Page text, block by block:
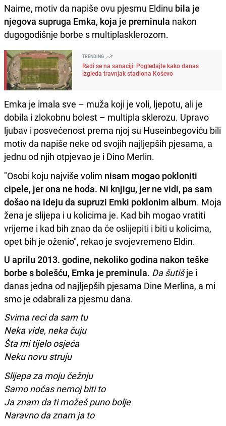
Naime, motiv da napiše ovu pjesmu Eldinu bila je
njegova supruga Emka, koja je preminula nakon
dugogodišnje borbe s multiplasklerozom.
TRENDING
Radi se na sanaciji: Pogledajte kako danas
izgleda travnjak stadiona Koševo
Emka je imala sve – muža koji je voli, ljepotu, ali je
dobila i zlokobnu bolest – multipla sklerozu. Upravo
ljubav i posvećenost prema njoj su Huseinbegoviću bili
motiv da napiše neke od svojih najljepših pjesama, a
jednu od njih otpjevao je i Dino Merlin.
"Osobi koju najviše volim nisam mogao pokloniti
cipele, jer ona ne hoda. Ni knjigu, jer ne vidi, pa sam
došao na ideju da supruzi Emki poklonim album. Moja
žena je slijepa i u kolicima je. Kad bih mogao vratiti
vrijeme i kad bih znao da će oslijepiti i biti u kolicima,
opet bih je oženio", rekao je svojevremeno Eldin.
U aprilu 2013. godine, nekoliko godina nakon teške
borbe s bolešću, Emka je preminula. Da šutišje i
danas jedna od najljepših pjesama Dine Merlina, a mi
smo je odabrali za pjesmu dana.
Svima reci da sam tu
Neka vide, neka čuju
Šta mi tijelo osjeća
Neku novu struju
Slijepa za moju čežnju
Samo noćas nemoj biti to
Ja znam da ti možeš puno bolje
Naravno da znam ja to